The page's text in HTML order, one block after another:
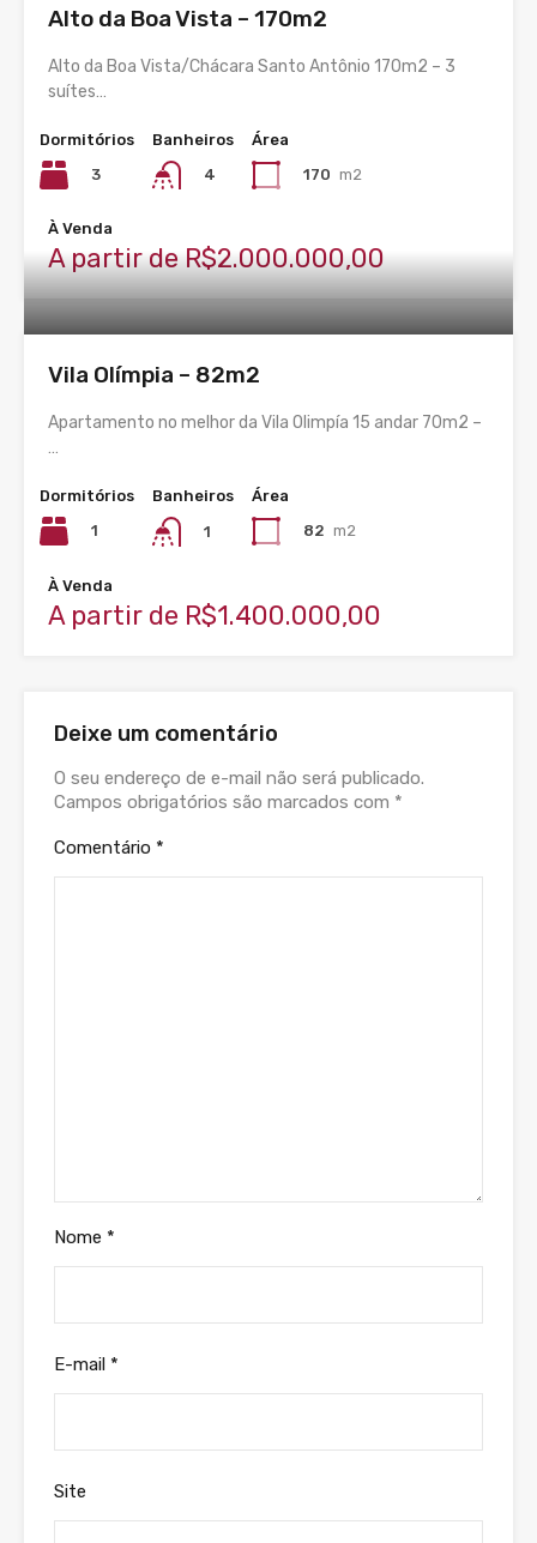
Alto da Boa Vista – 170m2
Alto da Boa Vista/Chácara Santo Antônio 170m2 – 3
suítes…
Dormitórios
3
Banheiros
4
Área
170 m2
À Venda
A partir de R$2.000.000,00
Vila Olímpia – 82m2
Apartamento no melhor da Vila Olimpía 15 andar 70m2 –
…
Dormitórios
1
Banheiros
1
Área
82 m2
À Venda
A partir de R$1.400.000,00
Deixe um comentário
O seu endereço de e-mail não será publicado.
Campos obrigatórios são marcados com *
Comentário *
Nome *
E-mail *
Site